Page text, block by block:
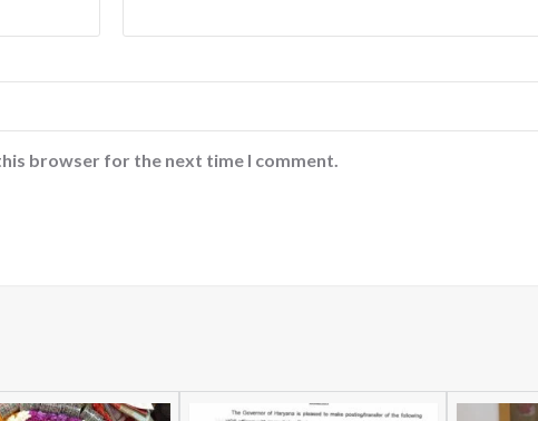
browser for the next time I comment.